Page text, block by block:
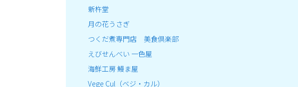
新杵堂
月の花うさぎ
つくだ煮専門店 美食倶楽部
えびせんべい 一色屋
海鮮工房 鰻ま屋
Vege Cul（ベジ・カル）